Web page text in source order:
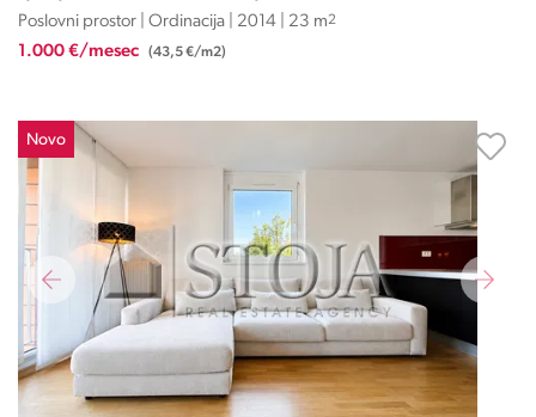
Poslovni prostor | Ordinacija | 2014 | 23 m2
1.000 €/mesec (43,5 €/m2)
Novo